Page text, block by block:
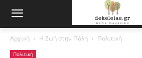
Αρχική Η Ζωή στην Πόλη Πολιτική
Πολιτική